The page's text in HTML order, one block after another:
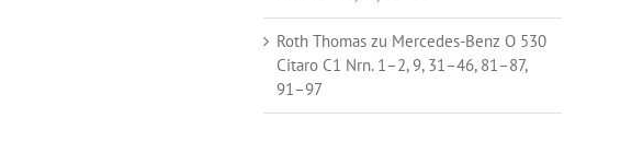
Roth Thomas zu Mercedes-Benz O 530
Citaro C1 Nrn. 1–2, 9, 31–46, 81–87,
91–97